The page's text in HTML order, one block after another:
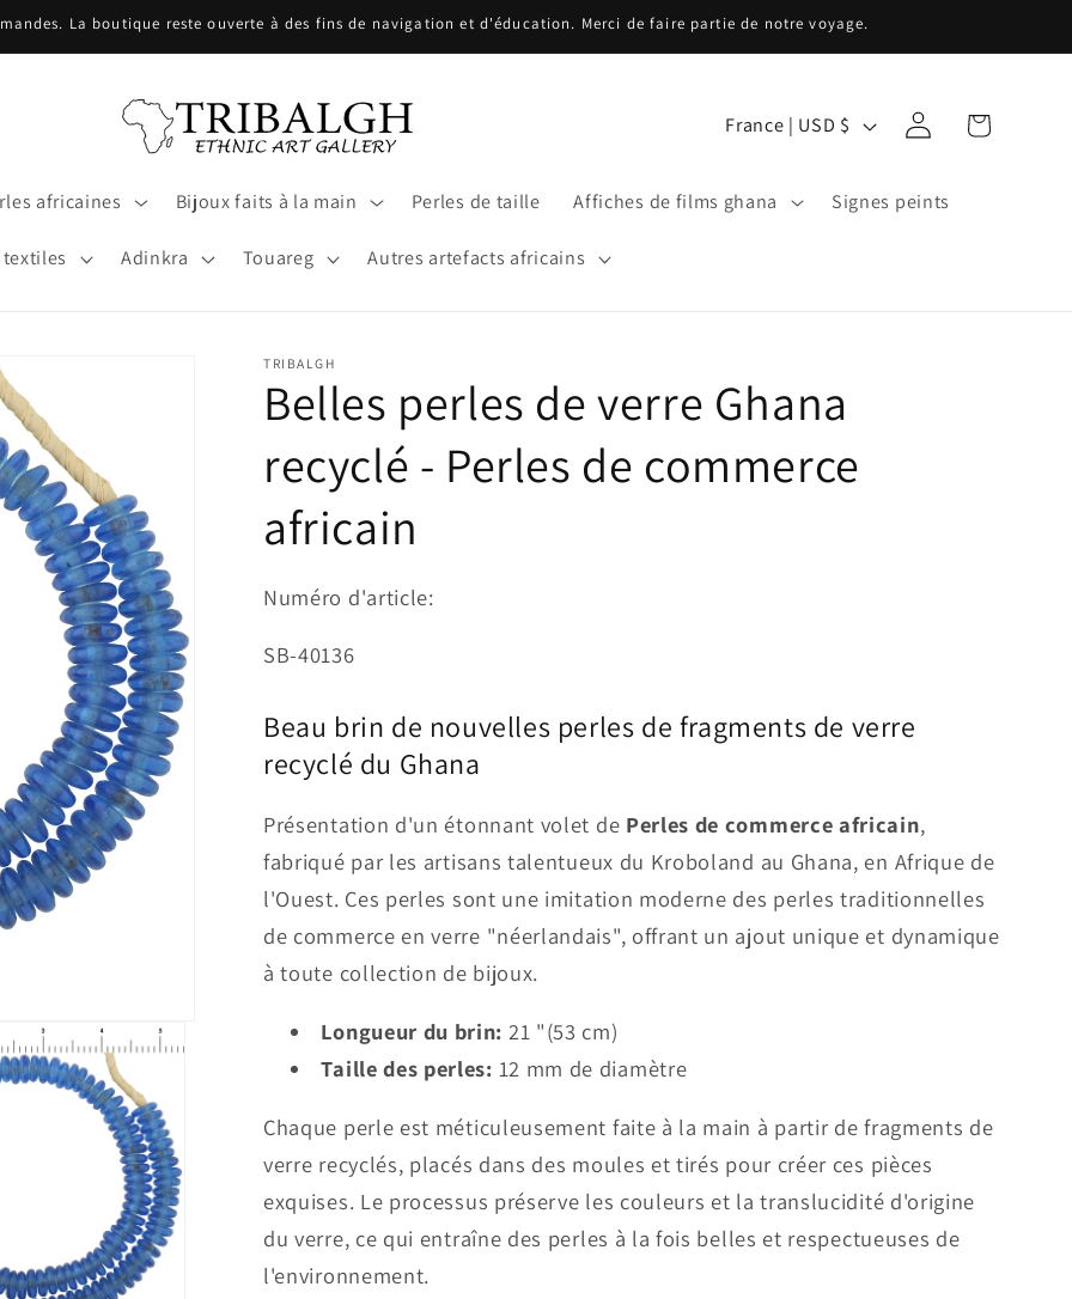
La boutique reste ouverte à des fins de navigation et d'éducation. Merci de faire partie de notre voyage.
africaines Bijoux faits à la main Perles de taille Affiches de films ghana Signes peints
Adinkra Touareg Autres artefacts africains
y
o
n
France | USD $ Connexion Panier
TRIBALGH
Belles perles de verre Ghana
recyclé - Perles de commerce
africain
Numéro d'article:
SKU:
SB-40136
Beau brin de nouvelles perles de fragments de verre
recyclé du Ghana
Présentation d'un étonnant volet de Perles de commerce africain,
fabriqué par les artisans talentueux du Kroboland au Ghana, en Afrique de
l'Ouest. Ces perles sont une imitation moderne des perles traditionnelles
de commerce en verre "néerlandais", offrant un ajout unique et dynamique
à toute collection de bijoux.
Longueur du brin: 21 "(53 cm)
Taille des perles: 12 mm de diamètre
Chaque perle est méticuleusement faite à la main à partir de fragments de
verre recyclés, placés dans des moules et tirés pour créer ces pièces
exquises. Le processus préserve les couleurs et la translucidité d'origine
du verre, ce qui entraîne des perles à la fois belles et respectueuses de
l'environnement.